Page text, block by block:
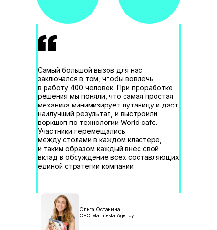
Самый большой вызов для нас
заключался в том, чтобы вовлечь
в работу 400 человек. При проработке
решения мы поняли, что самая простая
механика минимизирует путаницу и даст
наилучший результат, и выстроили
воркшоп по технологии World cafe.
Участники перемещались
между столами в каждом кластере,
и таким образом каждый внёс свой
вклад в обсуждение всех составляющих
единой стратегии компании
Ольга Останина
CEO Manifesta Agency